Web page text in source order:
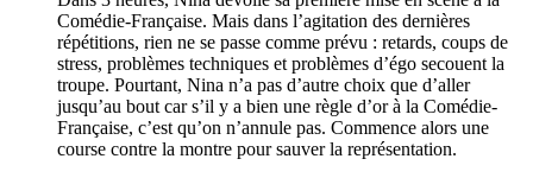
Comédie-Française. Mais dans l’agitation des dernières
répétitions, rien ne se passe comme prévu : retards, coups de
stress, problèmes techniques et problèmes d’égo secouent la
troupe. Pourtant, Nina n’a pas d’autre choix que d’aller
jusqu’au bout car s’il y a bien une règle d’or à la Comédie-
Française, c’est qu’on n’annule pas. Commence alors une
course contre la montre pour sauver la représentation.